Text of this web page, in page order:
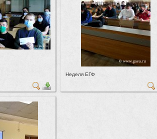
Неделя ЕГФ